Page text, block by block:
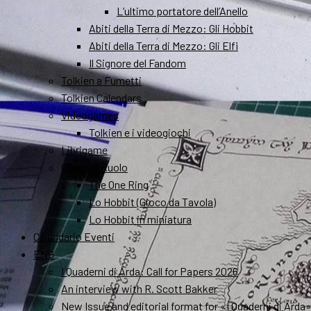
L’ultimo portatore dell’Anello
Abiti della Terra di Mezzo: Gli Hobbit
Abiti della Terra di Mezzo: Gli Elfi
Il Signore del Fandom
Tolkien a Fumetti
Tolkien Calendars
Videogames
Tolkien e i videogiochi
Librigame
Gioco di Ruolo
The One Ring
Lo Hobbit (Gioco da Tavola)
Lo Hobbit in miniatura
Calendario Eventi
ENG
I Quaderni di Arda: Call for Papers 2026
An interview with R. Scott Bakker
New Issue and editorial format for «I Quaderni di Arda»